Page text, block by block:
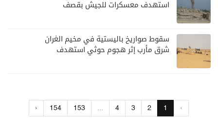
استهدف معسكرات للجيش بقصف
سقوط صواريخ باليستية في مخيم الغران
شرق مأرب إثر هجوم حوثي استهدف
‹
1
2
3
4
...
153
154
›